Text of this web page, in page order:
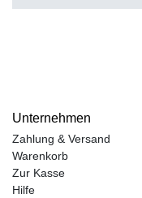
Unternehmen
Zahlung & Versand
Warenkorb
Zur Kasse
Hilfe